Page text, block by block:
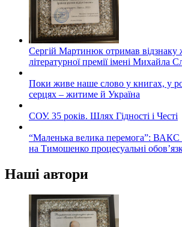
Сергій Мартинюк отримав відзнаку
літературної премії імені Михайла
Поки живе наше слово у книгах, у
серцях – житиме й Україна
СОУ. 35 років. Шлях Гідності і Честі
“Маленька велика перемога”: ВАКС
на Тимошенко процесуальні
Наші автори